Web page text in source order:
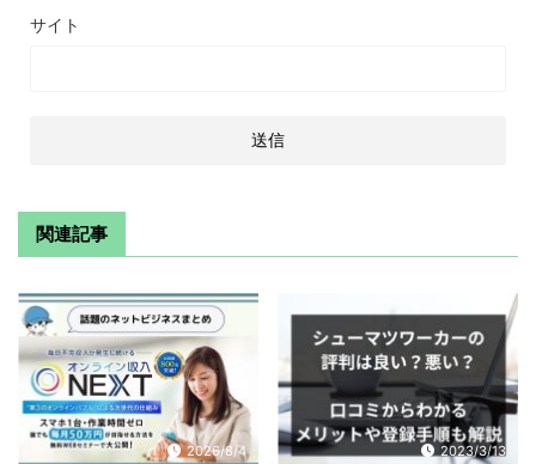
サイト
関連記事
2026/8/4 2023/3/13